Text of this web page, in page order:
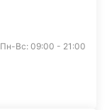
Пн-Вс: 09:00 - 21:00